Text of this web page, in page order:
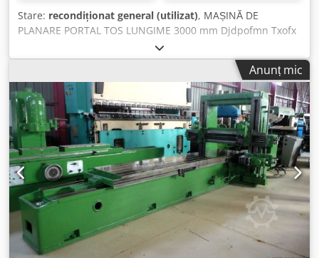
Stare: recondiționat general (utilizat), MAȘINĂ DE
PLANARE PORTAL TOS LUNGIME 3000 mm Djdpofmn Txofx
Anunț mic